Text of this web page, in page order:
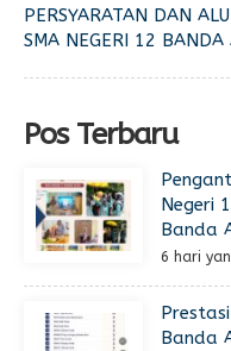
PERSYARATAN DAN
SMA NEGERI 12 BANDA
Pos Terbaru
Negeri
Banda
6 hari
Banda